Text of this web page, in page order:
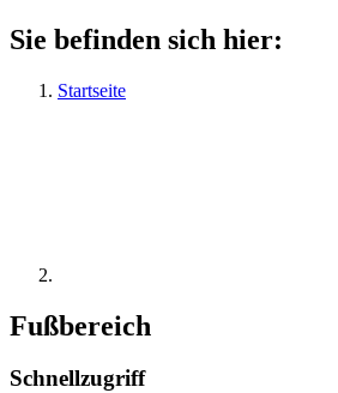
Sie befinden sich hier:
Startseite
Fußbereich
Schnellzugriff